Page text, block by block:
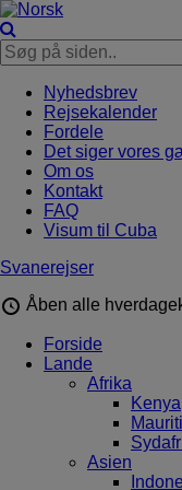
Nyhedsbrev
Rejsekalender
Fordele
Det siger vores
Om os
Kontakt
FAQ
Visum til Cuba
Svanerejser
Åben alle hverdage
Forside
Lande
Afrika
Kenya
Asien